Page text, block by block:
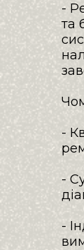
-
та
-
-
-